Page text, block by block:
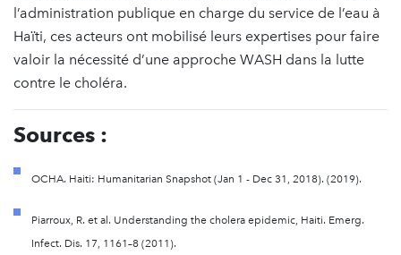
l’administration publique en charge du service de l’eau à
Haïti, ces acteurs ont mobilisé leurs expertises pour faire
valoir la nécessité d’une approche WASH dans la lutte
contre le choléra.
Sources :
OCHA. Haiti: Humanitarian Snapshot (Jan 1 - Dec 31, 2018). (2019).
Piarroux, R. et al. Understanding the cholera epidemic, Haiti. Emerg.
Infect. Dis. 17, 1161–8 (2011).